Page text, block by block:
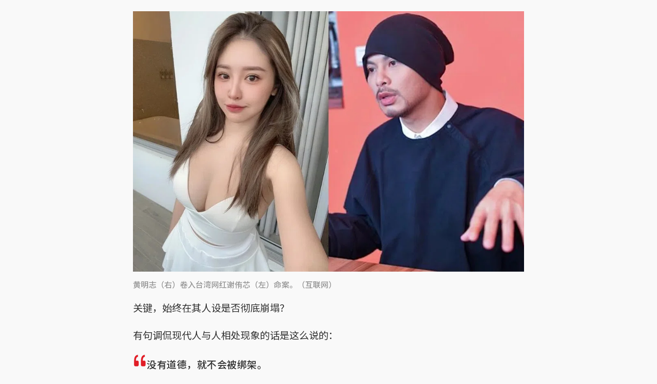
黄明志（右）卷入台湾网红谢侑芯（左）命案。（互联网）
关键，始终在其人设是否彻底崩塌？
有句调侃现代人与人相处现象的话是这么说的：
没有道德，就不会被绑架。